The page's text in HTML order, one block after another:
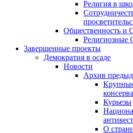
Религия в
Общественность
Завершенные проекты
Демократия в осаде
Новости
Архив
Курьезы
О